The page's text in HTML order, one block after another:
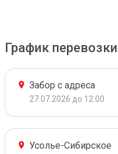
График
Забор с адреса
27.07.2026 до 12:00
Усолье-Сибирское